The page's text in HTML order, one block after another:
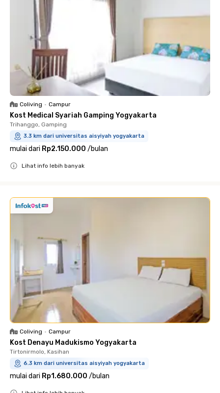
Coliving • Campur
Kost Medical Syariah Gamping Yogyakarta
Trihanggo, Gamping
3.3 km dari universitas aisyiyah yogyakarta
mulai dari Rp2.150.000 /bulan
Lihat info lebih banyak
Coliving • Campur
Kost Denayu Madukismo Yogyakarta
Tirtonirmolo, Kasihan
6.3 km dari universitas aisyiyah yogyakarta
mulai dari Rp1.680.000 /bulan